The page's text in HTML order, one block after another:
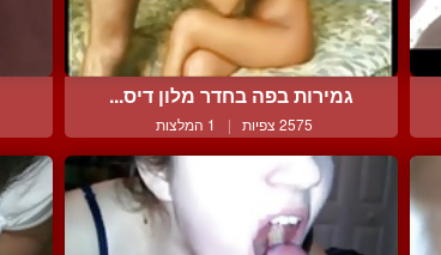
גמירות בפה בחדר מלון דיס...
2575 צפיות | 1 המלצות